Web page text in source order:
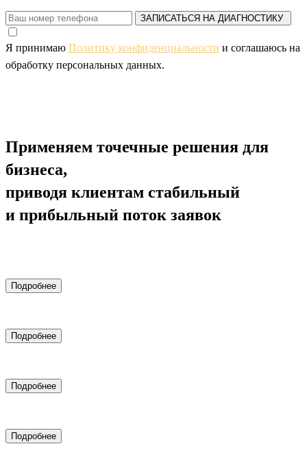
ЗАПИСАТЬСЯ НА ДИАГНОСТИКУ
Я принимаю Политику конфиденциальности и соглашаюсь на
обработку персональных данных.
Применяем точечные решения для
бизнеса,
приводя клиентам стабильный
и прибыльный поток заявок
Подробнее
Подробнее
Подробнее
Подробнее